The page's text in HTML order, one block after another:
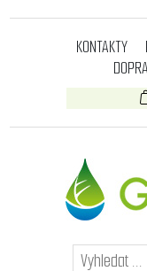
KONTAKTY